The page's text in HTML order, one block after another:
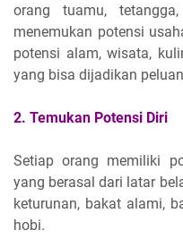
orang tuamu,
menemukan potensi
potensi alam, wisata,
yang bisa dijadikan
2. Temukan Potensi Diri
Setiap orang memiliki
yang berasal dari latar
keturunan, bakat alami,
hobi.